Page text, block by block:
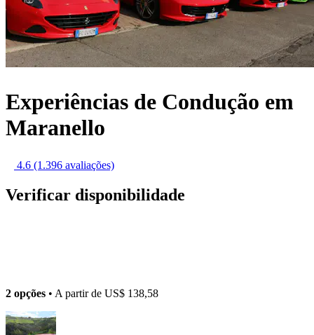
Experiências de Condução em
Maranello
4.6 (1.396 avaliações)
Verificar disponibilidade
2 opções • A partir de US$ 138,58